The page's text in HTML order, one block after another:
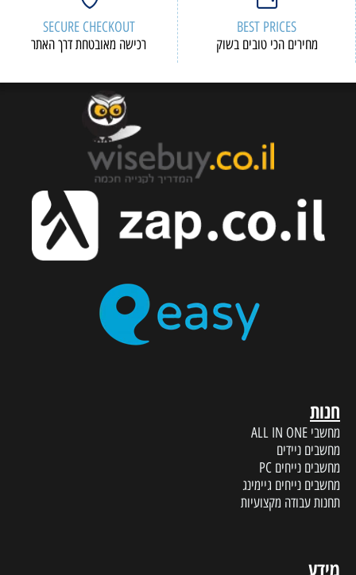
BEST PRICES
מחירים הכי טובים בשוק
SECURE CHECKOUT
רכישה מאובטחת דרך האתר
חנות
מחשבי ALL IN ONE
מחשבים ניידים
מחשבים נייחים PC
מחשבים נייחים גיימינג
תחנות עבודה מקצועיות
מידע